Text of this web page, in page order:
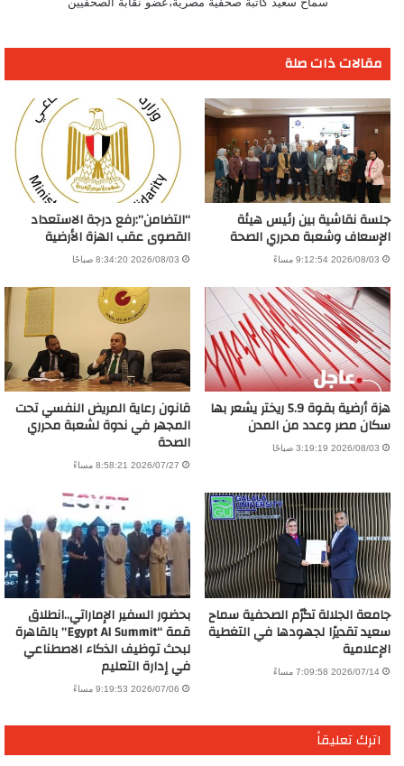
مقالات ذات صلة
جلسة نقاشية بين رئيس هيئة
الإسعاف وشعبة محرري الصحة
2026/08/03 9:12:54 مساءً
“التضامن”:رفع درجة الاستعداد
القصوى عقب الهزة الأرضية
2026/08/03 8:34:20 صباحًا
هزة أرضية بقوة 5.9 ريختر يشعر بها
سكان مصر وعدد من المدن
2026/08/03 3:19:19 صباحًا
قانون رعاية المريض النفسي تحت
المجهر في ندوة لشعبة محرري
الصحة
2026/07/27 8:58:21 مساءً
جامعة الجلالة تكرّم الصحفية سماح
سعيد تقديرًا لجهودها في التغطية
الإعلامية
2026/07/14 7:09:58 مساءً
بحضور السفير الإماراتي..انطلاق
قمة “Egypt AI Summit” بالقاهرة
لبحث توظيف الذكاء الاصطناعي
في إدارة التعليم
2026/07/06 9:19:53 مساءً
اترك تعليقاً